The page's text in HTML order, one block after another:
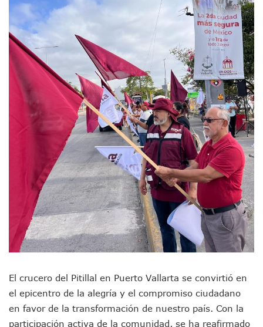
ATM Incorpora 20 Nuevos Camiones Al Corredor Bahía
Colectivos Piden A Lemus Más Ministerios Públicos Para
Avenida Federación En Puerto Vallarta Registra 80% De
Caída De “El Mencho” Elevó Percepción De Inseguridad
Mercado Vallarta Incluye Reúne A Emprendedores
Morenistas Imparten Taller En Puerto Vallarta
CEDHJ Señala Violaciones A Derechos De Víctima De
Ayutla Bajo Investigación Tras Reporte De Posible
Maleza Crece En Camellones De La Principal Avenida
Lluvias E Inundaciones No Detienen El Transporte Público
Bruno Blancas Reúne A Especialistas Para Analizar La
Entregan Aparato Auditivo A Don Juan Ramírez En Puerto
Juan Carlos Castro Realiza Asamblea Informativa En La
Huracán En Formación Podría Generar Oleaje Elevado En
Viajar A Puerto Vallarta Este Verano Puede Costar Hasta
Buscan Reducir Riesgos Por Cocodrilos En Playas De
Plantean “Ley Don Juanito” Al Diputado Federal Bruno
Vecinos De La Playita Reciben A Juan Carlos Castro
Asesinan En Oaxaca Al Periodista Francisco Alejandro
Detienen A Cuatro Hombres Armados En Bucerías;
Adultos Mayores De Ixtapa Tendrán Una “Casa De Día”
Mujeres Recorren Calles De Ixtapa Para Identificar
CUCosta E IMSS Nayarit Avanzan En Acuerdos Para
El crucero del Pitillal en Puerto Vallarta se convirtió en
el epicentro de la alegría y el compromiso ciudadano
en favor de la transformación de nuestro país. Con la
participación activa de la comunidad, se ha reafirmado